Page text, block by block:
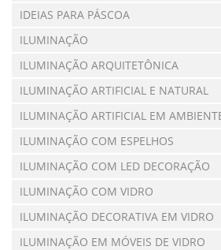
IDEIAS PARA PÁSCOA
ILUMINAÇÃO
ILUMINAÇÃO ARQUITETÔNICA
ILUMINAÇÃO ARTIFICIAL E NATURAL
ILUMINAÇÃO ARTIFICIAL EM
ILUMINAÇÃO COM ESPELHOS
ILUMINAÇÃO COM LED DECORAÇÃO
ILUMINAÇÃO COM VIDRO
ILUMINAÇÃO DECORATIVA EM VIDRO
ILUMINAÇÃO EM MÓVEIS DE VIDRO